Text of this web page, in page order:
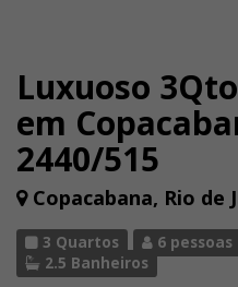
Luxuoso
em
2440/515
Copacabana, Rio de
3 Quartos 6 pessoas
2.5 Banheiros